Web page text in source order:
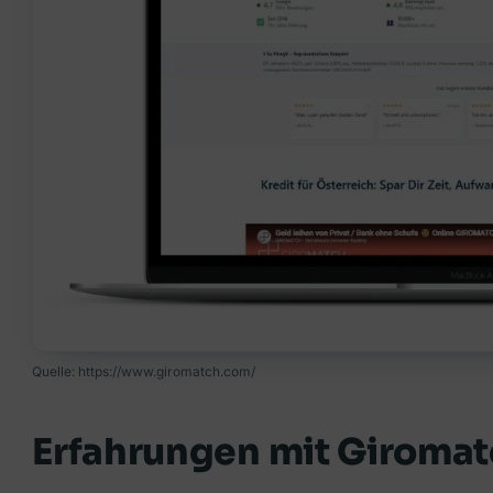
Quelle: https://www.giromatch.com/
Erfahrungen mit